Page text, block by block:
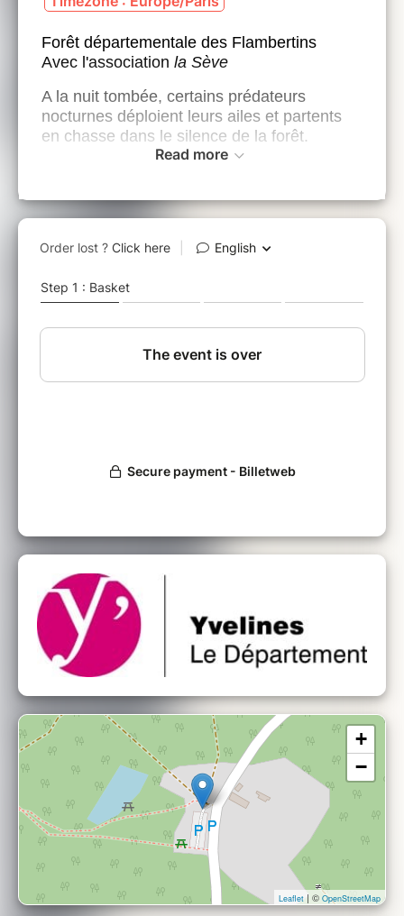
Forêt départementale des Flambertins
Avec l'association la Sève
A la nuit tombée, certains prédateurs
nocturnes déploient leurs ailes et partents
en chasse dans le silence de la forêt.
découvrir les forêts proches de chez vous,
qui les habitent, les cultivent, les protègent
Du 7 au 16 Juin nous vous invitons à
découvrir autrement les Espaces Naturels
Sensibles du Département.
Animation tout public
Read more
+
−
Leaflet | © OpenStreetMap